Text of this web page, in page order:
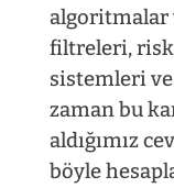
algoritmalar
filtreleri,
sistemleri ve
zaman bu
aldığımız
böyle